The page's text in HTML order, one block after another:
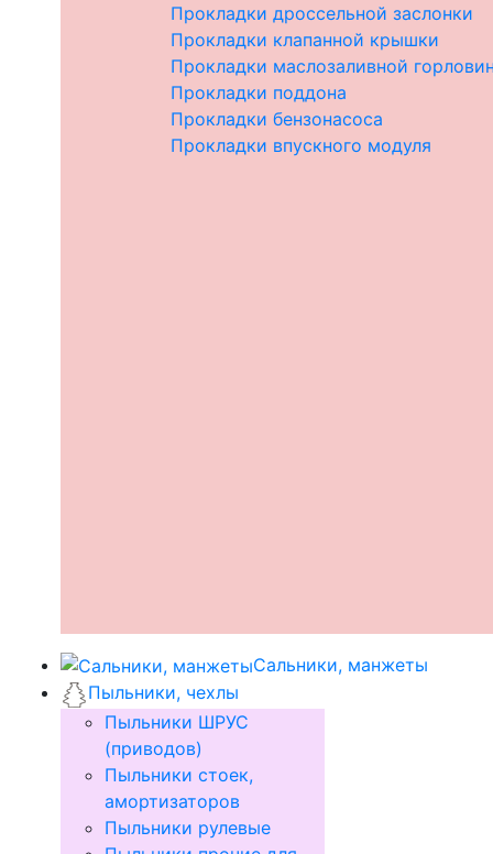
Прокладки дроссельной заслонки
Прокладки клапанной крышки
Прокладки маслозаливной
Прокладки поддона
Прокладки бензонасоса
Прокладки впускного модуля
Сальники, манжеты
Пыльники, чехлы
Пыльники ШРУС
(приводов)
Пыльники стоек,
амортизаторов
Пыльники рулевые